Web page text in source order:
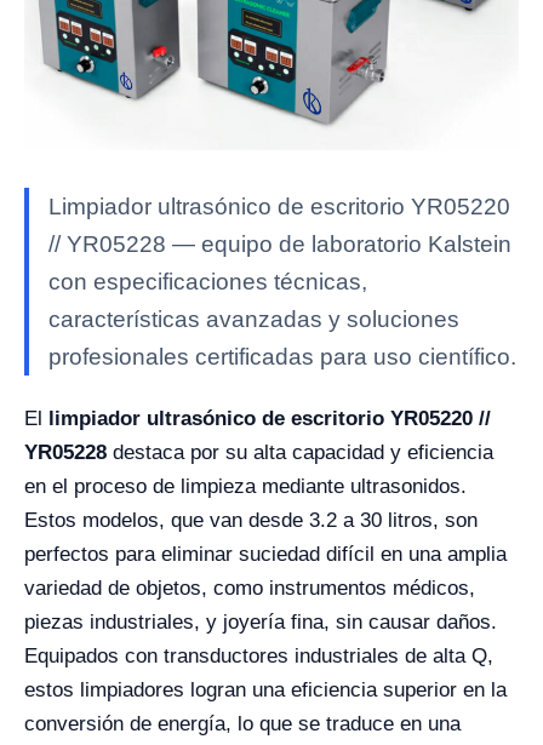
Limpiador ultrasónico de escritorio YR05220
// YR05228 — equipo de laboratorio Kalstein
con especificaciones técnicas,
características avanzadas y soluciones
profesionales certificadas para uso científico.
El
limpiador ultrasónico de escritorio YR05220 //
YR05228 destaca por su alta capacidad y eficiencia
en el proceso de limpieza mediante ultrasonidos.
Estos modelos, que van desde 3.2 a 30 litros, son
perfectos para eliminar suciedad difícil en una amplia
variedad de objetos, como instrumentos médicos,
piezas industriales, y joyería fina, sin causar daños.
Equipados con transductores industriales de alta Q,
estos limpiadores logran una eficiencia superior en la
conversión de energía, lo que se traduce en una